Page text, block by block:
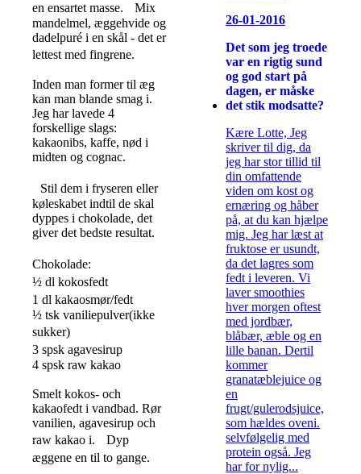
en ensartet masse. Mix
mandelmel, æggehvide og
dadelpuré i en skål - det er
lettest med fingrene.
Inden man former til æg
kan man blande smag i.
Jeg har lavede 4
forskellige slags:
kakaonibs, kaffe, nød i
midten og cognac.
Stil dem i fryseren eller
køleskabet indtil de skal
dyppes i chokolade, det
giver det bedste resultat.
Chokolade:
½ dl kokosfedt
1 dl kakaosmør/fedt
½ tsk vaniliepulver(ikke
sukker)
3 spsk agavesirup
4 spsk raw kakao
Smelt kokos- och
kakaofedt i vandbad. Rør
vanilien, agavesirup och
raw kakao i. Dyp
æggene en til to gange.
26-01-2016
Det som jeg troede
var en rigtig sund
og god start på
dagen, er måske
det stik modsatte?
Kære Lotte, Jeg
skriver til dig, da
jeg har stor tillid til
din omfattende
viden om kost og
ernæring og håber
på, at du kan hjælpe
mig. Jeg har læst at
fruktose er usundt,
da det lagres som
fedt i leveren. Vi
laver smoothies
hver morgen oftest
med jordbær,
blåbær, æble og en
lille banan. Dertil
kommer
granatæblejuice og
en
frugt/gulerodsjuice,
som hældes oveni.
selvfølgelig med
protein også. Jeg
har for nylig...